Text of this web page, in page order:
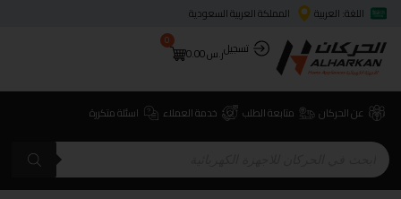
اللغة: العربية
المملكة العربية السعودية
تسجيلر.س0.00
0
عن الحركان متابعة الطلب خدمة العملاء اسئلة متكررة